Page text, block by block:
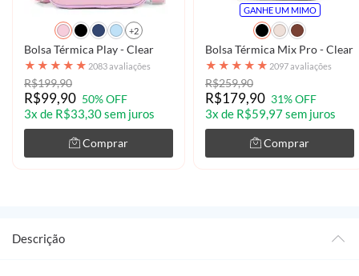
+2
Bolsa Térmica Play - Clear
★ ★ ★ ★ ★ 2083 avaliações
R$199,90
R$99,90 50% OFF
3x de R$33,30 sem juros
Comprar
GANHE UM MIMO
Bolsa Térmica Mix Pro - Clear
★ ★ ★ ★ ★ 2097 avaliações
R$259,90
R$179,90 31% OFF
3x de R$59,97 sem juros
Comprar
Descrição